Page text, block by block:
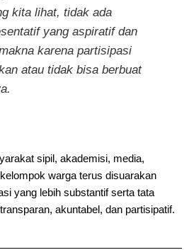
kita lihat, tidak ada
yang aspiratif dan
karena partisipasi
atau tidak bisa berbuat
sipil, akademisi, media,
warga terus disuarakan
yang lebih substantif serta tata
akuntabel, dan partisipatif.